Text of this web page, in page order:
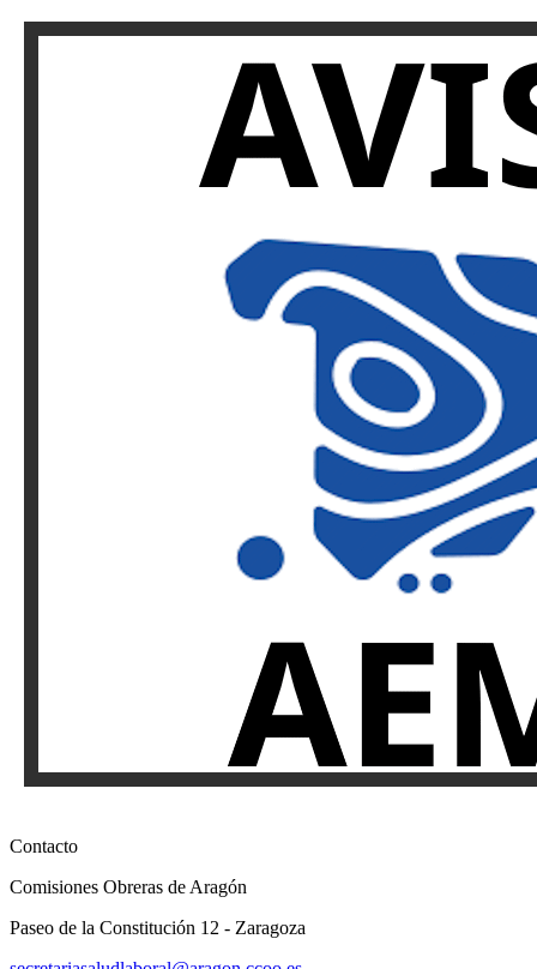
Contacto
Comisiones Obreras de Aragón
Paseo de la Constitución 12 - Zaragoza